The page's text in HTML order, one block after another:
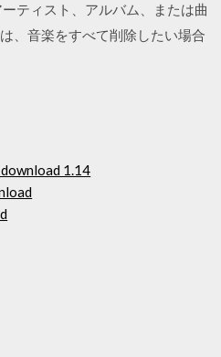
ティスト、アルバム、または曲
、音楽をすべて削除したい場合
1.14